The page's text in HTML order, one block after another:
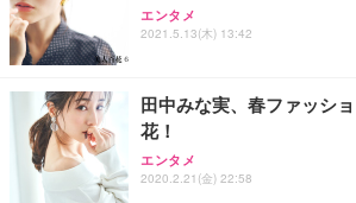
エンタメ
2021.5.13(木) 13:42
田中みな実、春ファッシ
花！
エンタメ
2020.2.21(金) 22:58